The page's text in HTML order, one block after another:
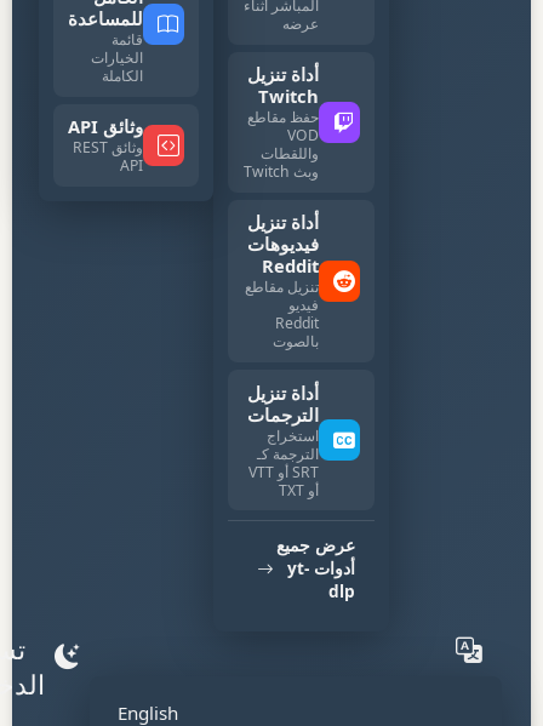
المباشر أثناء
عرضه
أداة تنزيل
Twitch
حفظ مقاطع
VOD
واللقطات
وبث Twitch
أداة تنزيل
فيديوهات
Reddit
تنزيل مقاطع
فيديو
Reddit
بالصوت
أداة تنزيل
الترجمات
استخراج
الترجمة كـ
SRT أو VTT
أو TXT
عرض جميع
أدوات yt-
dlp
للمساعدة
قائمة
الخيارات
الكاملة
وثائق API
وثائق REST
API
English